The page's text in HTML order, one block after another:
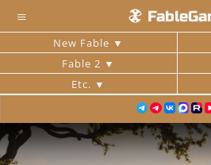
≡
New Fable
Fable 2
Etc.